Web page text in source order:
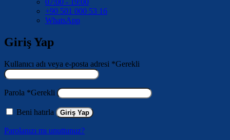
07:00 - 19:00
+90 501 000 53 16
WhatsApp
Giriş Yap
Kullanıcı adı veya e-posta adresi *Gerekli
Parola *Gerekli
Beni hatırla Giriş Yap
Parolanızı mı unuttunuz?